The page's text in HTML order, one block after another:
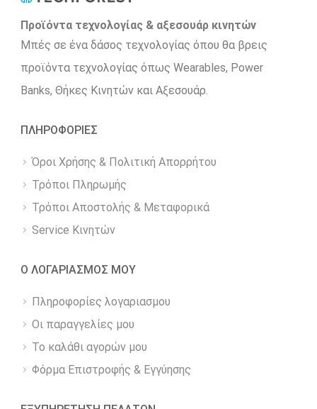
Προϊόντα τεχνολογίας & αξεσουάρ κινητών
Μπές σε ένα δάσος τεχνολογίας όπου θα βρεις
προϊόντα τεχνολογίας όπως Wearables, Power
Βanks, Θήκες Κινητών και Αξεσουάρ.
ΠΛΗΡΟΦΟΡΙΕΣ
Όροι Χρήσης & Πολιτική Απορρήτου
Τρόποι Πληρωμής
Τρόποι Αποστολής & Μεταφορικά
Service Κινητών
Ο ΛΟΓΑΡΙΑΣΜΟΣ ΜΟΥ
Πληροφορίες λογαριασμου
Οι παραγγελίες μου
Το καλάθι αγορών μου
Φόρμα Επιστροφής & Εγγύησης